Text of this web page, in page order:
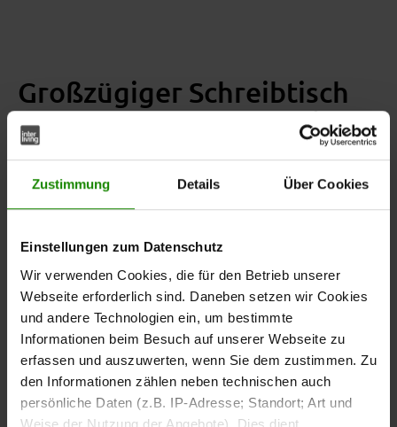
Zustimmung Details Über Cookies
Einstellungen zum Datenschutz
Wir verwenden Cookies, die für den Betrieb unserer
Webseite erforderlich sind. Daneben setzen wir Cookies
und andere Technologien ein, um bestimmte
Informationen beim Besuch auf unserer Webseite zu
erfassen und auszuwerten, wenn Sie dem zustimmen. Zu
den Informationen zählen neben technischen auch
persönliche Daten (z.B. IP-Adresse; Standort; Art und
Weise der Nutzung der Angebote). Dies dient
Großzügiger Schreibtisch
für komfortables Arbeiten
Derzweiteilige Schreibtischbietet mit ca. 165 x 77 x 59
cm (B/LxHxT) viel Platz für Laptop, Bildschirm,
Unterlagen und Arbeitsmaterialien.
Die große Arbeitsfläche unterstützt konzentriertes
Arbeiten und bietet ausreichend Bewegungsfreiheit. Ein
integrierter Kabeldurchlass erleichtert die Organisation
von technischen Geräten und sorgt dafür, dass Kabel
ordentlich geführt werden können.
Zusätzlichen Stauraum bietenzwei Schubladen und eine
Klappe. Dadurch lassen sich Dokumente,